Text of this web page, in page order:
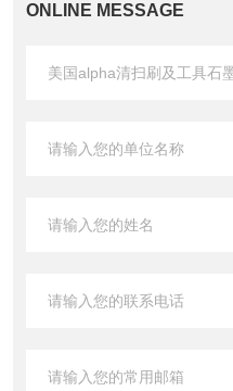
ONLINE MESSAGE